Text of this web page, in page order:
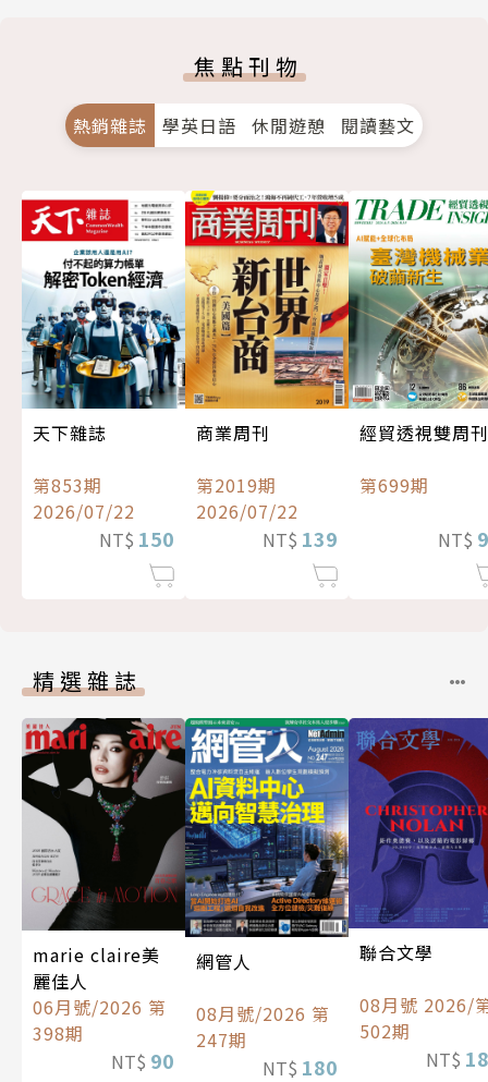
焦點刊物
熱銷雜誌 學英日語 休閒遊憩 閱讀藝文
天下雜誌
第853期
2026/07/22
NT$ 150
商業周刊
第2019期
2026/07/22
NT$ 139
經貿透視雙周刊
第699期
NT$
精選雜誌
marie claire美
麗佳人
06月號/2026 第
398期
NT$ 90
網管人
08月號/2026 第
247期
NT$ 180
聯合文學
08月號 2026/
502期
NT$